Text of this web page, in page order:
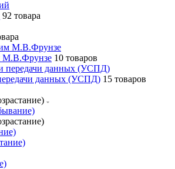
92 товара
10 товаров
данных (УСПД) 15 товаров